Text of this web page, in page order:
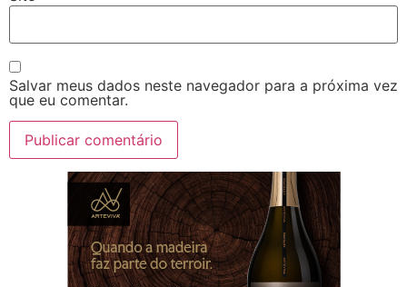
Salvar meus dados neste navegador para a próxima vez
que eu comentar.